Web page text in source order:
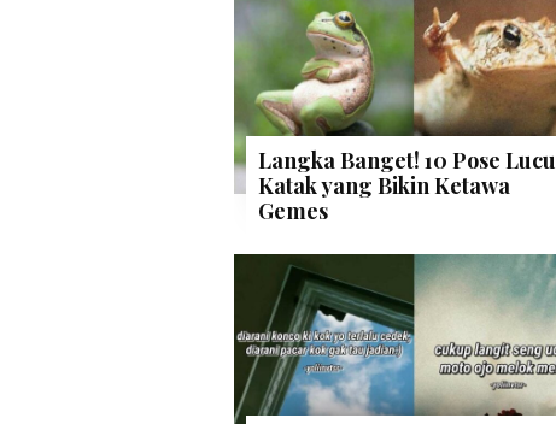
Langka Banget! 10 Pose Lucu
Katak yang Bikin Ketawa
Gemes